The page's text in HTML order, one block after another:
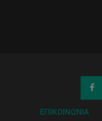
ΕΠΙΚΟΙΝΩΝΊΑ